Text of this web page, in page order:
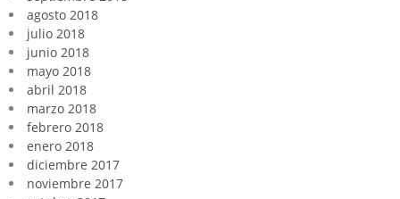
agosto 2018
julio 2018
junio 2018
mayo 2018
abril 2018
marzo 2018
febrero 2018
enero 2018
diciembre 2017
noviembre 2017